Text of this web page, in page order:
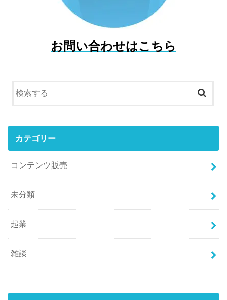
お問い合わせはこちら
カテゴリー
コンテンツ販売
未分類
起業
雑談